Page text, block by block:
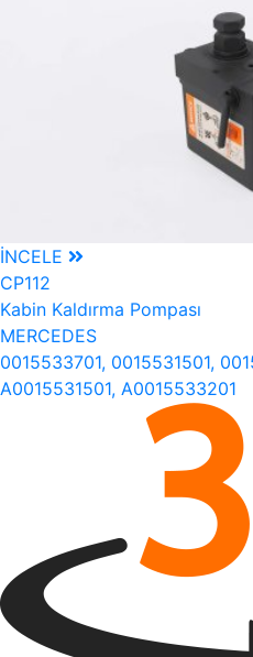
İNCELE
CP112
Kabin Kaldırma Pompası
MERCEDES
0015533701, 0015531501,
A0015531501, A0015533201